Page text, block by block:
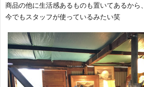
商品の他に生活感あるものも置いてあるから、
今でもスタッフが使っているみたい笑